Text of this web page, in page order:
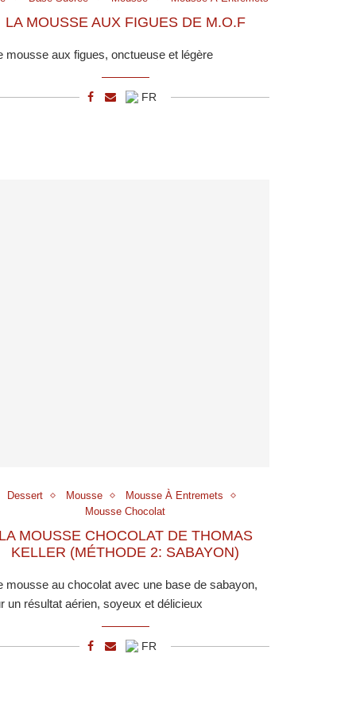
LA MOUSSE AUX FIGUES DE M.O.F
mousse aux figues, onctueuse et légère
FR
Dessert Mousse
Mousse À Entremets
Mousse Chocolat
LA MOUSSE CHOCOLAT DE THOMAS
KELLER (MÉTHODE 2: SABAYON)
mousse au chocolat avec une base de sabayon,
un résultat aérien, soyeux et délicieux
FR